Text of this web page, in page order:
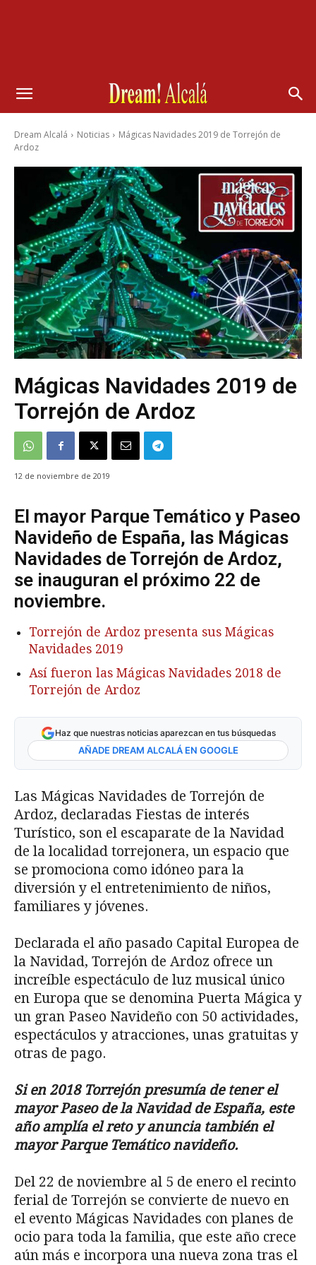
Dream Alcalá Noticias
Mágicas Navidades 2019 de Torrejón de
Ardoz
Mágicas Navidades 2019 de
Torrejón de Ardoz
12 de noviembre de 2019
El mayor Parque Temático y Paseo
Navideño de España, las Mágicas
Navidades de Torrejón de Ardoz,
se inauguran el próximo 22 de
noviembre.
Torrejón de Ardoz presenta sus Mágicas
Navidades 2019
Así fueron las Mágicas Navidades 2018 de
Torrejón de Ardoz
Haz que nuestras noticias aparezcan en tus búsquedas
AÑADE DREAM ALCALÁ EN GOOGLE
Las Mágicas Navidades de Torrejón de
Ardoz, declaradas Fiestas de interés
Turístico, son el escaparate de la Navidad
de la localidad torrejonera, un espacio que
se promociona como idóneo para la
diversión y el entretenimiento de niños,
familiares y jóvenes.
Declarada el año pasado Capital Europea de
la Navidad, Torrejón de Ardoz ofrece un
increíble espectáculo de luz musical único
en Europa que se denomina Puerta Mágica y
un gran Paseo Navideño con 50 actividades,
espectáculos y atracciones, unas gratuitas y
otras de pago.
Si en 2018 Torrejón presumía de tener el
mayor Paseo de la Navidad de España, este
año amplía el reto y anuncia también el
mayor Parque Temático navideño.
Del 22 de noviembre al 5 de enero el recinto
ferial de Torrejón se convierte de nuevo en
el evento Mágicas Navidades con planes de
ocio para toda la familia, que este año crece
aún más e incorpora una nueva zona tras el